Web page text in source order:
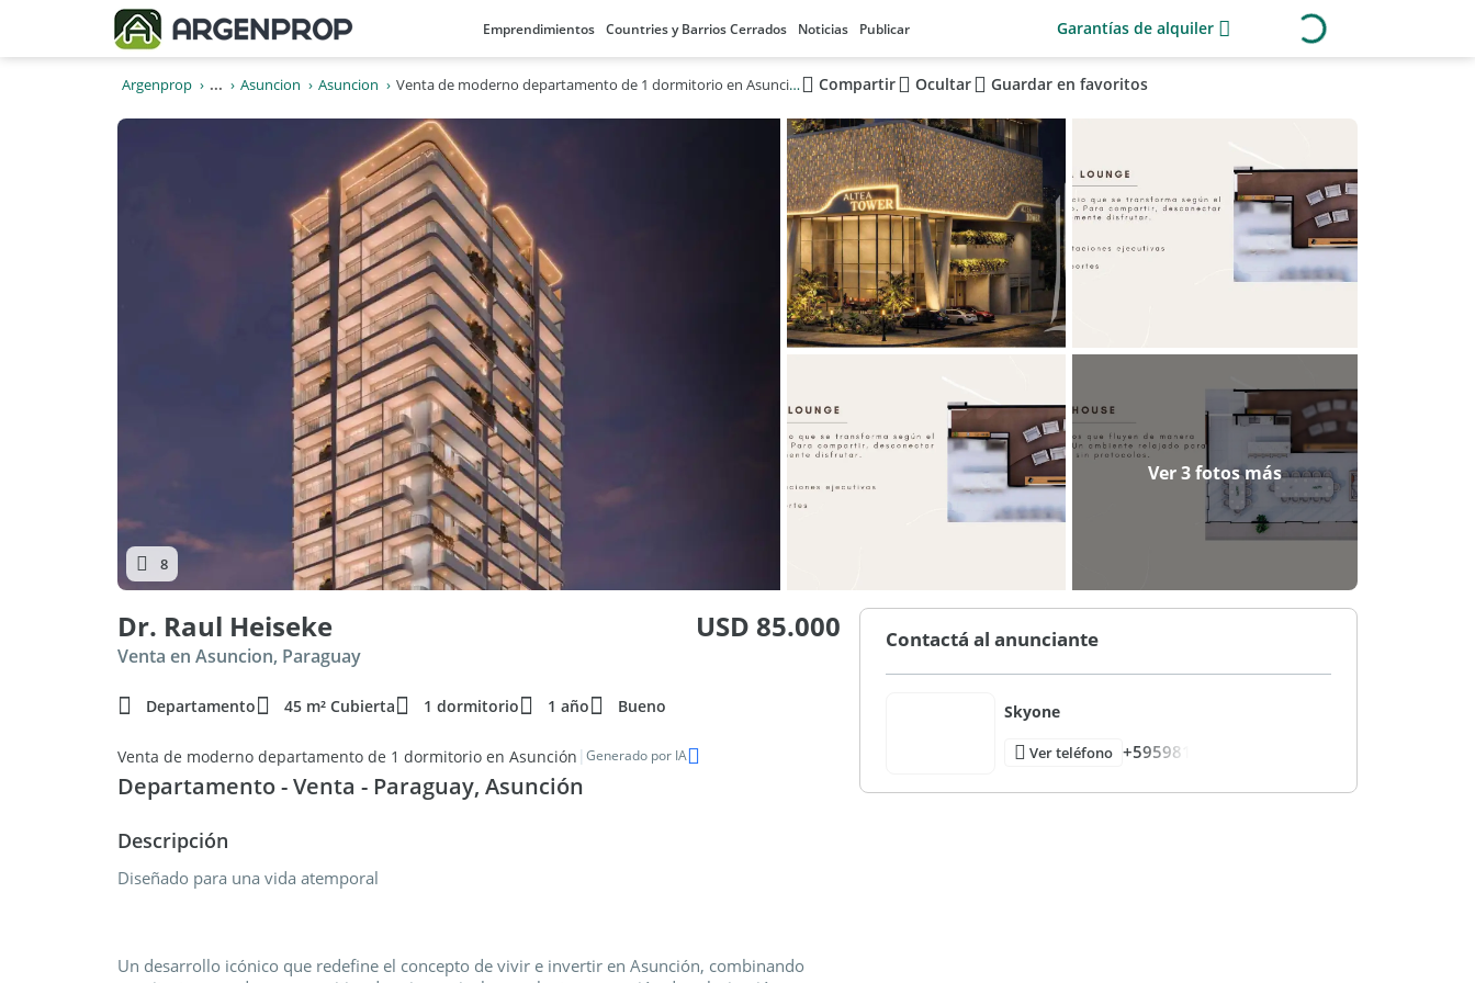
Emprendimientos Countries y Barrios Cerrados Noticias Publicar Garantías de alquiler
Argenprop ... Asuncion Asuncion Venta de moderno departamento de 1 dormitorio en Asunción Compartir Ocultar Guardar en favoritos
Ver 3 fotos más
8
Dr. Raul Heiseke USD 85.000
Venta en Asuncion, Paraguay
Departamento 45 m² Cubierta 1 dormitorio 1 año Bueno
Venta de moderno departamento de 1 dormitorio en Asunción | Generado por IA
Departamento - Venta - Paraguay, Asunción
Descripción
Diseñado para una vida atemporal
Un desarrollo icónico que redefine el concepto de vivir e invertir en Asunción, combinando
Contactá al anunciante
Skyone
Ver teléfono +595981